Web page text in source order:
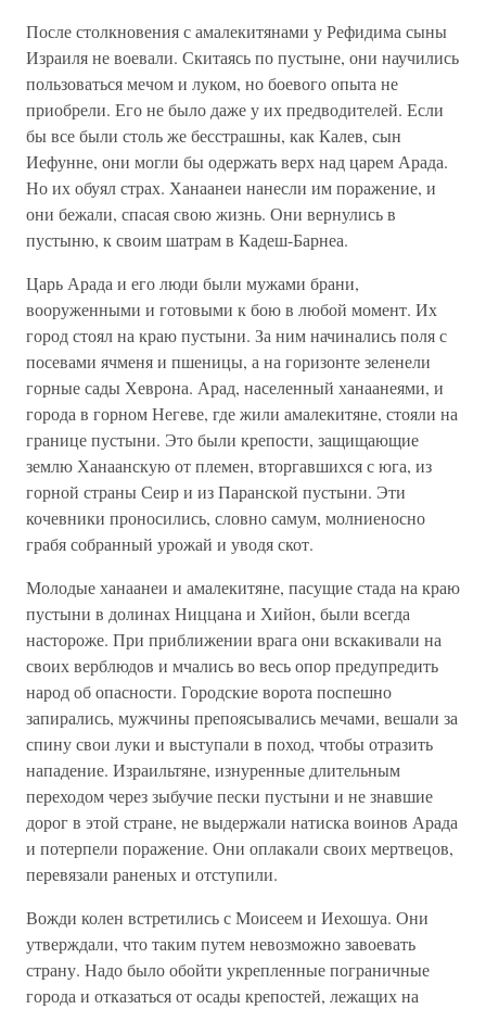
После столкновения с амалекитянами у Рефидима сыны
Израиля не воевали. Скитаясь по пустыне, они научились
пользоваться мечом и луком, но боевого опыта не
приобрели. Его не было даже у их предводителей. Если
бы все были столь же бесстрашны, как Калев, сын
Иефунне, они могли бы одержать верх над царем Арада.
Но их обуял страх. Ханаанеи нанесли им поражение, и
они бежали, спасая свою жизнь. Они вернулись в
пустыню, к своим шатрам в Кадеш-Барнеа.
Царь Арада и его люди были мужами брани,
вооруженными и готовыми к бою в любой момент. Их
город стоял на краю пустыни. За ним начинались поля с
посевами ячменя и пшеницы, а на горизонте зеленели
горные сады Хеврона. Арад, населенный ханаанеями, и
города в горном Негеве, где жили амалекитяне, стояли на
границе пустыни. Это были крепости, защищающие
землю Ханаанскую от племен, вторгавшихся с юга, из
горной страны Сеир и из Паранской пустыни. Эти
кочевники проносились, словно самум, молниеносно
грабя собранный урожай и уводя скот.
Молодые ханаанеи и амалекитяне, пасущие стада на краю
пустыни в долинах Ниццана и Хийон, были всегда
настороже. При приближении врага они вскакивали на
своих верблюдов и мчались во весь опор предупредить
народ об опасности. Городские ворота поспешно
запирались, мужчины препоясывались мечами, вешали за
спину свои луки и выступали в поход, чтобы отразить
нападение. Израильтяне, изнуренные длительным
переходом через зыбучие пески пустыни и не знавшие
дорог в этой стране, не выдержали натиска воинов Арада
и потерпели поражение. Они оплакали своих мертвецов,
перевязали раненых и отступили.
Вожди колен встретились с Моисеем и Иехошуа. Они
утверждали, что таким путем невозможно завоевать
страну. Надо было обойти укрепленные пограничные
города и отказаться от осады крепостей, лежащих на